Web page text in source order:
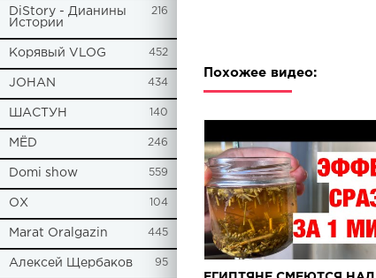
DiStory - Дианины
Истории
216
Корявый VLOG 452
JOHAN 434
ШАСТУН 140
МЁD 246
Domi show 559
ОХ 104
Marat Oralgazin 445
Алексей Щербаков 95
Похожее видео: